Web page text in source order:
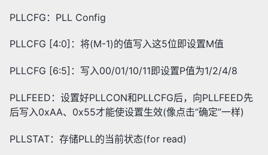
PLLCFG：PLL Config
PLLCFG [4:0]：将(M-1)的值写入这5位即设置M值
PLLCFG [6:5]：写入00/01/10/11即设置P值为1/2/4/8
PLLFEED：设置好PLLCON和PLLCFG后，向PLLFEED先
后写入0xAA、0x55才能使设置生效(像点击“确定”一样)
PLLSTAT：存储PLL的当前状态(for read)